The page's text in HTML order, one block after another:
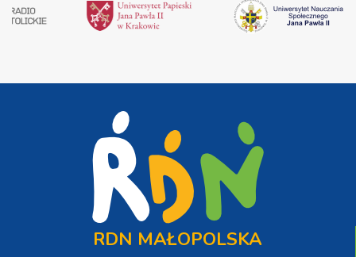
RDN MAŁOPOLSKA